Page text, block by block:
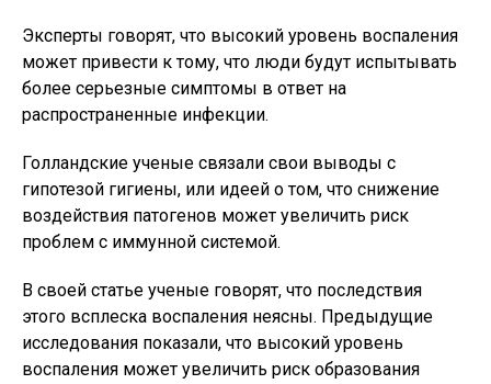
Эксперты говорят, что высокий уровень воспаления
может привести к тому, что люди будут испытывать
более серьезные симптомы в ответ на
распространенные инфекции.
Голландские ученые связали свои выводы с
гипотезой гигиены, или идеей о том, что снижение
воздействия патогенов может увеличить риск
проблем с иммунной системой.
В своей статье ученые говорят, что последствия
этого всплеска воспаления неясны. Предыдущие
исследования показали, что высокий уровень
воспаления может увеличить риск образования